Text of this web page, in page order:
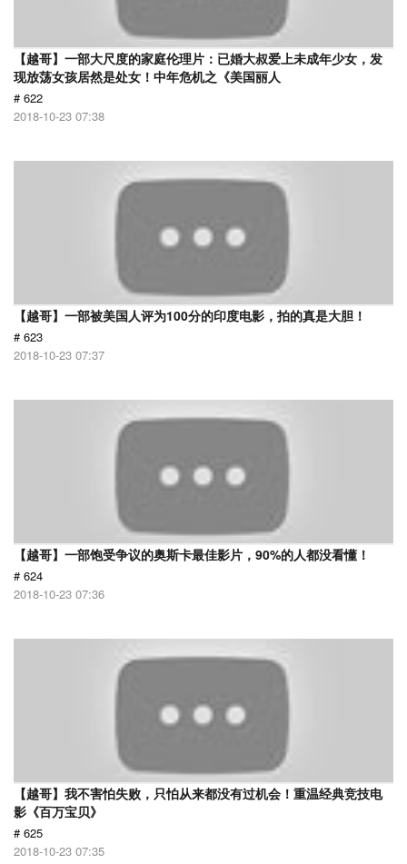
【越哥】一部大尺度的家庭伦理片：已婚大叔爱上未成年少女，发
现放荡女孩居然是处女！中年危机之《美国丽人
# 622
2018-10-23 07:38
【越哥】一部被美国人评为100分的印度电影，拍的真是大胆！
# 623
2018-10-23 07:37
【越哥】一部饱受争议的奥斯卡最佳影片，90%的人都没看懂！
# 624
2018-10-23 07:36
【越哥】我不害怕失败，只怕从来都没有过机会！重温经典竞技电
影《百万宝贝》
# 625
2018-10-23 07:35